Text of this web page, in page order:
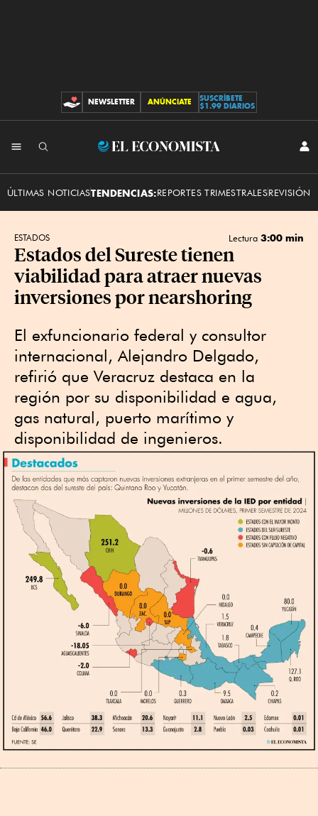
CONTRIBUCIONES
NEWSLETTER ANÚNCIATE
SUSCRÍBETE
$1.99 DIARIOS
El
ÚLTIMAS NOTICIASTENDENCIAS:REPORTES TRIMESTRALESREVISIÓN
ESTADOS Lectura 3:00 min
Estados del Sureste tienen
viabilidad para atraer nuevas
inversiones por nearshoring
El exfuncionario federal y consultor
internacional, Alejandro Delgado,
refirió que Veracruz destaca en la
región por su disponibilidad e agua,
gas natural, puerto marítimo y
disponibilidad de ingenieros.